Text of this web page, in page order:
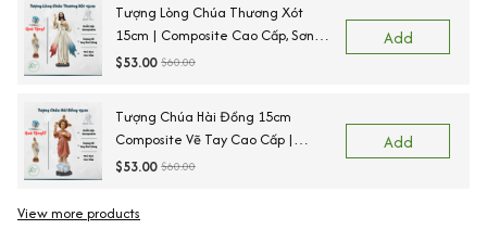
Tượng Lòng Chúa Thương Xót
15cm | Composite Cao Cấp, Sơn
Bền Màu, Vẽ Tay Thủ Công Tỉ Mỉ
$53.00 $60.00
Add
Tượng Chúa Hài Đồng 15cm
Composite Vẽ Tay Cao Cấp |
Tượng Công Giáo Để Ô Tô, Để
$53.00 $60.00
Add
View more products